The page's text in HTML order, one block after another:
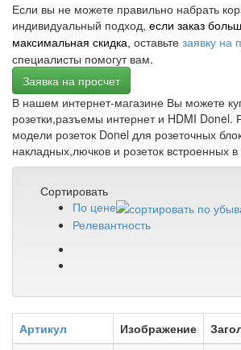
Если вы не можете правильно набрать
индивидуальный подход, если заказ
максимальная скидка, оставьте заявку на
специалисты помогут вам.
Заявка на просчет
В нашем интернет-магазине Вы можете
розетки,разъемы интернет и HDMI Donel.
модели розеток Donel для розеточных
накладных,лючков и розеток встроенных
Сортировать
По цене
Релевантность
Артикул Изображение